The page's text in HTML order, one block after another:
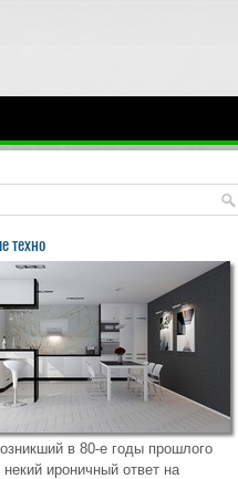
техно
в 80-е годы прошлого
некий ироничный ответ на